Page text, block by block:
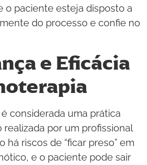
o paciente esteja disposto a
do processo e confie no
e Eficácia
considerada uma prática
realizada por um profissional
há riscos de “ficar preso” em
e o paciente pode sair